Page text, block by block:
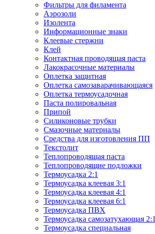
Фильтры для филамента
Аэрозоли
Изолента
Информационные знаки
Клеевые стержни
Клей
Контактная проводящая паста
Лакокрасочные материалы
Оплетка защитная
Оплетка самозаварачивающаяся
Оплетка термоусадочная
Паста полировальная
Припой
Силиконовые трубки
Смазочные материалы
Средства для изготовления ПП
Текстолит
Теплопроводящая паста
Теплопроводящие подложки
Термоусадка 2:1
Термоусадка клеевая 3:1
Термоусадка клеевая 4:1
Термоусадка клеевая 6:1
Термоусадка ПВХ
Термоусадка самозатухающая 2:1
Термоусадка специальная